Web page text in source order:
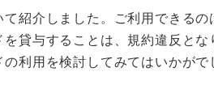
紹介しました。ご利用できる
貸与することは、規約違反と
利用を検討してみてはいかが